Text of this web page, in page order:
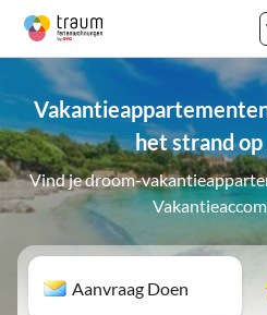
het strand
Vind je droom-
Aanvraag Doen